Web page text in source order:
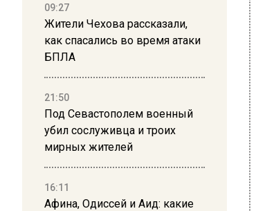
09:27
Жители Чехова рассказали,
как спасались во время атаки
БПЛА
21:50
Под Севастополем военный
убил сослуживца и троих
мирных жителей
16:11
Афина, Одиссей и Аид: какие